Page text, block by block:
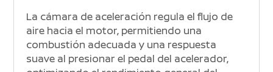
La cámara de aceleración regula el flujo de
aire hacia el motor, permitiendo una
combustión adecuada y una respuesta
suave al presionar el pedal del acelerador,